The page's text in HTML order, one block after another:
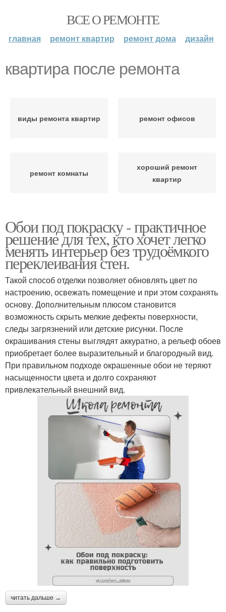
ВСЕ О РЕМОНТЕ
главная ремонт квартир ремонт дома дизайн
квартира после ремонта
виды ремонта квартир ремонт офисов
ремонт комнаты
хороший ремонт
квартир
Обои под покраску - практичное
решение для тех, кто хочет легко
менять интерьер без трудоёмкого
переклеивания стен.
Такой способ отделки позволяет обновлять цвет по
настроению, освежать помещение и при этом сохранять
основу. Дополнительным плюсом становится
возможность скрыть мелкие дефекты поверхности,
следы загрязнений или детские рисунки. После
окрашивания стены выглядят аккуратно, а рельеф обоев
приобретает более выразительный и благородный вид.
При правильном подходе окрашенные обои не теряют
насыщенности цвета и долго сохраняют
привлекательный внешний вид.
читать дальше →